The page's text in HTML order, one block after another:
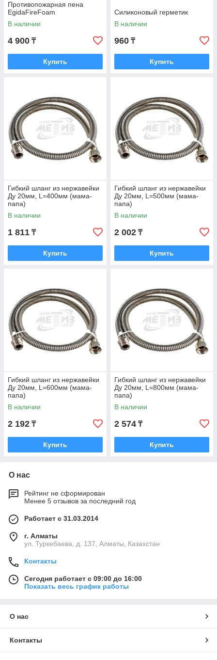
Противопожарная пена
EgidaFireFoam
В наличии
4 900 ₸
Купить
Силиконовый герметик
В наличии
960 ₸
Купить
Гибкий шланг из нержавейки
Ду 20мм, L=400мм (мама-
папа)
В наличии
1 811 ₸
Купить
Гибкий шланг из нержавейки
Ду 20мм, L=500мм (мама-
папа)
В наличии
2 002 ₸
Купить
Гибкий шланг из нержавейки
Ду 20мм, L=600мм (мама-
папа)
В наличии
2 192 ₸
Купить
Гибкий шланг из нержавейки
Ду 20мм, L=800мм (мама-
папа)
В наличии
2 574 ₸
Купить
О нас
Рейтинг не сформирован
Менее 5 отзывов за последний год
Работает с 31.03.2014
г. Алматы
ул. Туркебаева, д. 137, Алматы, Казахстан
Контакты
Сегодня работает с 09:00 до 16:00
Показать весь график работы
О нас
Контакты